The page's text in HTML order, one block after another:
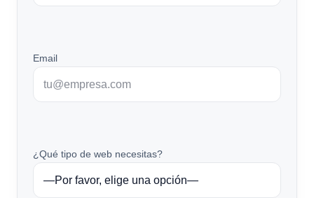
Email
¿Qué tipo de web necesitas?